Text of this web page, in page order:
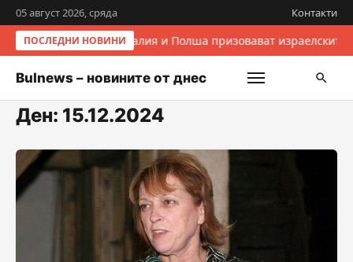
05 август 2026, сряда Контакти
ПОСЛЕДНИ НОВИНИИталия и Полша призовават израелските
Bulnews – новините от днес
Ден: 15.12.2024